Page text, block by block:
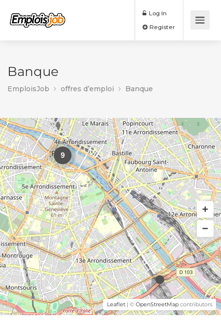
Log In
Banque
EmploisJob offres d’emploi Banque
9
Leaflet | © OpenStreetMap contributors